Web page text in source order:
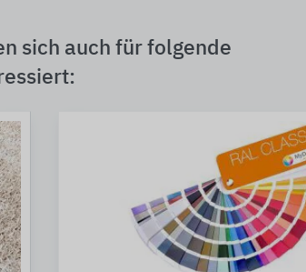
sich auch für folgende